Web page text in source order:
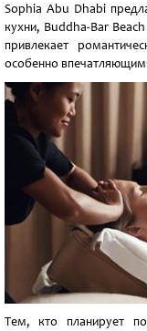
Sophia Abu Dhabi
кухни, Buddha-Bar
привлекает
особенно
Тем, кто планирует